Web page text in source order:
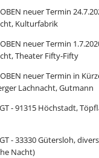
neuer Termin
Kulturfabrik
neuer Termin
Theater Fifty-Fifty
neuer Termin in
Lachnacht, Gutmann
- 91315 Höchstadt,
- 33330 Gütersloh,
Nacht)